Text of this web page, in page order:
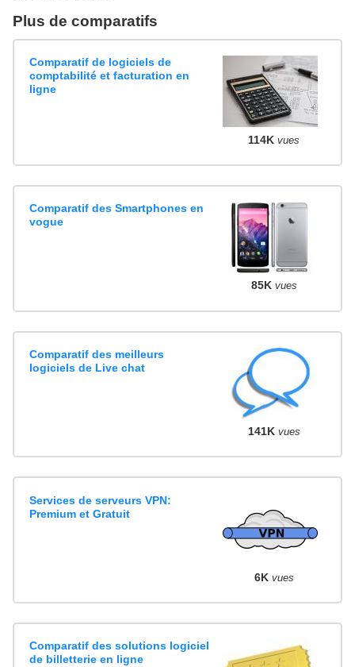
Plus de comparatifs
Comparatif de logiciels de
comptabilité et facturation en
ligne
114K vues
Comparatif des Smartphones en
vogue
85K vues
Comparatif des meilleurs
logiciels de Live chat
141K vues
Services de serveurs VPN:
Premium et Gratuit
6K vues
Comparatif des solutions logiciel
de billetterie en ligne